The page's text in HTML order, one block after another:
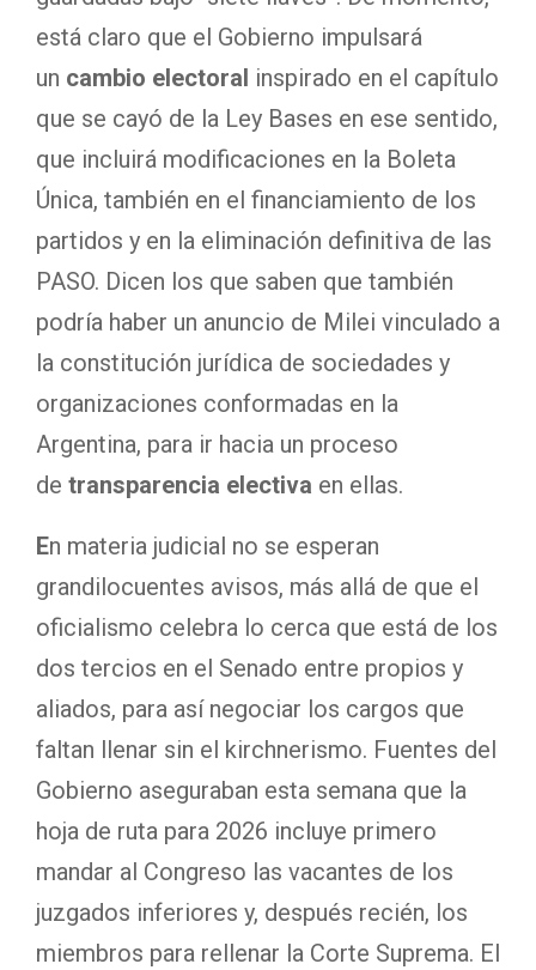
está claro que el Gobierno impulsará
un cambio electoral inspirado en el capítulo
que se cayó de la Ley Bases en ese sentido,
que incluirá modificaciones en la Boleta
Única, también en el financiamiento de los
partidos y en la eliminación definitiva de las
PASO. Dicen los que saben que también
podría haber un anuncio de Milei vinculado a
la constitución jurídica de sociedades y
organizaciones conformadas en la
Argentina, para ir hacia un proceso
de transparencia electiva en ellas.
En materia judicial no se esperan
grandilocuentes avisos, más allá de que el
oficialismo celebra lo cerca que está de los
dos tercios en el Senado entre propios y
aliados, para así negociar los cargos que
faltan llenar sin el kirchnerismo. Fuentes del
Gobierno aseguraban esta semana que la
hoja de ruta para 2026 incluye primero
mandar al Congreso las vacantes de los
juzgados inferiores y, después recién, los
miembros para rellenar la Corte Suprema. El